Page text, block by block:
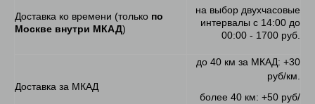
Доставка ко времени (только по
Москве внутри МКАД)
на выбор двухчасовые
интервалы с 14:00 до
00:00 - 1700 руб.
Доставка за МКАД
до 40 км за МКАД: +30
руб/км.
более 40 км: +50 руб/